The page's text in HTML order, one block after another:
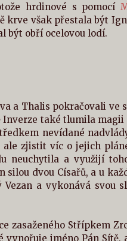
hrdinové s pomocí
krve však přestala být
být obří ocelovou lodí.
a Thalis pokračovali ve
Inverze také tlumila magii
nevídané
ale zjistit víc o jejich
neuchytila a využijí
silou dvou Císařů, a u
a vykonává svou
zasaženého Střípkem
vynořuje jméno Pán Sítě,